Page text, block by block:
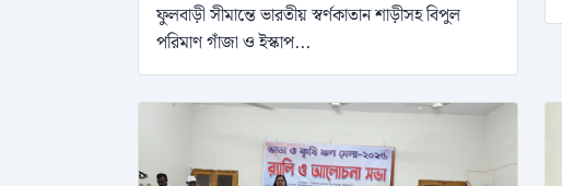
ফুলবাড়ী সীমান্তে ভারতীয় স্বর্ণকাতান শাড়ীসহ বিপুল
পরিমাণ গাঁজা ও ইস্কাপ...